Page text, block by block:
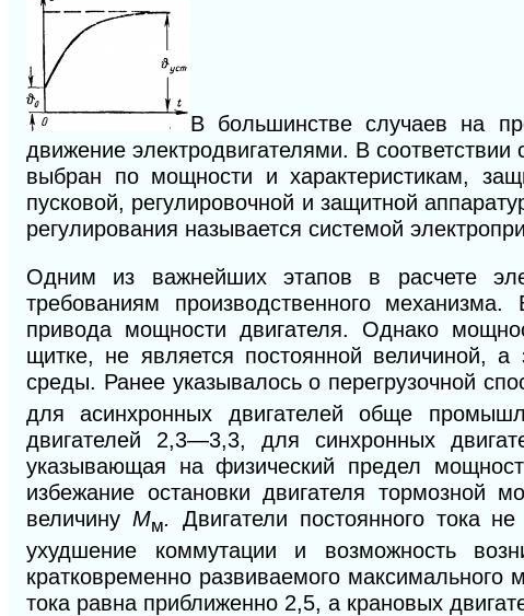
В большинстве случаев на
движение электродвигателями. В
выбран по мощности и характеристикам,
пусковой, регулировочной и защитной
регулирования называется системой
Одним из важнейших этапов в расчете
требованиям производственного
привода мощности двигателя. Однако
щитке, не является постоянной величиной,
среды. Ранее указывалось о перегрузочной
для асинхронных двигателей обще
двигателей 2,3—3,3, для синхронных
указывающая на физический предел
избежание остановки двигателя тормозной
величину Мм. Двигатели постоянного тока
ухудшение коммутации и возможность
кратковременно развиваемого максимального
тока равна приближенно 2,5, а крановых